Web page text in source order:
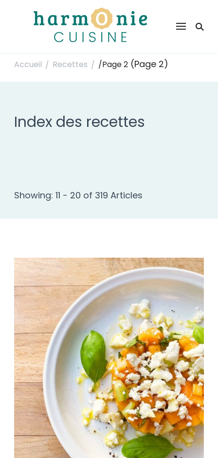
Harmonie Cuisine
Accueil / Recettes / /Page 2 (Page 2)
Index des recettes
Showing: 11 - 20 of 319 Articles